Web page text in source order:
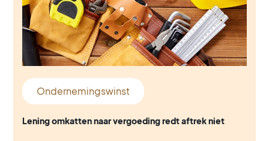
Ondernemingswinst
Lening omkatten naar vergoeding redt aftrek niet